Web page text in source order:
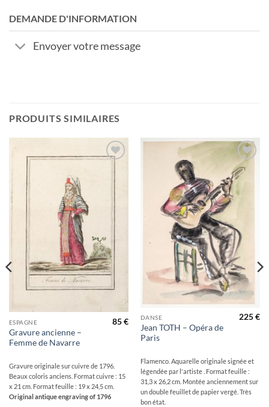
DEMANDE D'INFORMATION
Envoyer votre message
PRODUITS SIMILAIRES
ESPAGNE
Gravure ancienne –
Femme de Navarre
85€
Gravure originale sur cuivre de 1796.
Beaux coloris anciens. Format cuivre : 15
x 21 cm. Format feuille : 19 x 24,5 cm.
Original antique engraving of 1796
Ajouter
à la
wishlist
DANSE
Jean TOTH – Opéra de
Paris
225€
Flamenco. Aquarelle originale signée et
légendée par l'artiste . Format feuille :
31,3 x 26,2 cm. Montée anciennement sur
un double feuillet de papier vergé. Très
bon état.